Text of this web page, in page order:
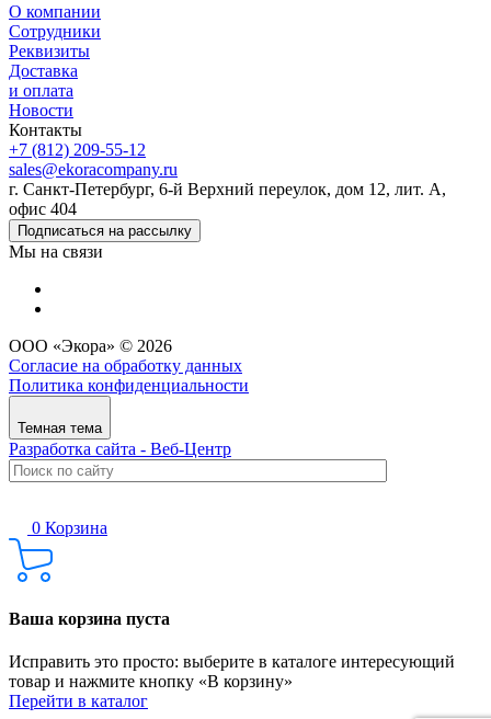
О компании
Сотрудники
Реквизиты
Доставка
и оплата
Новости
Контакты
+7 (812) 209-55-12
sales@ekoracompany.ru
г. Санкт-Петербург, 6-й Верхний переулок, дом 12, лит. А,
офис 404
Подписаться на рассылку
Мы на связи
ООО «Экора» © 2026
Согласие на обработку данных
Политика конфиденциальности
Темная тема
Разработка сайта - Веб-Центр
0 Корзина
Ваша корзина пуста
Исправить это просто: выберите в каталоге интересующий
товар и нажмите кнопку «В корзину»
Перейти в каталог